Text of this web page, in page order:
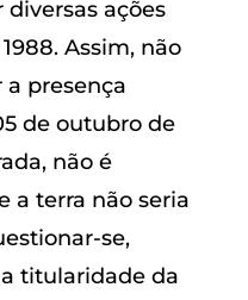
ações
Assim, não
a presença
de outubro de
não é
a terra não seria
se,
titularidade da